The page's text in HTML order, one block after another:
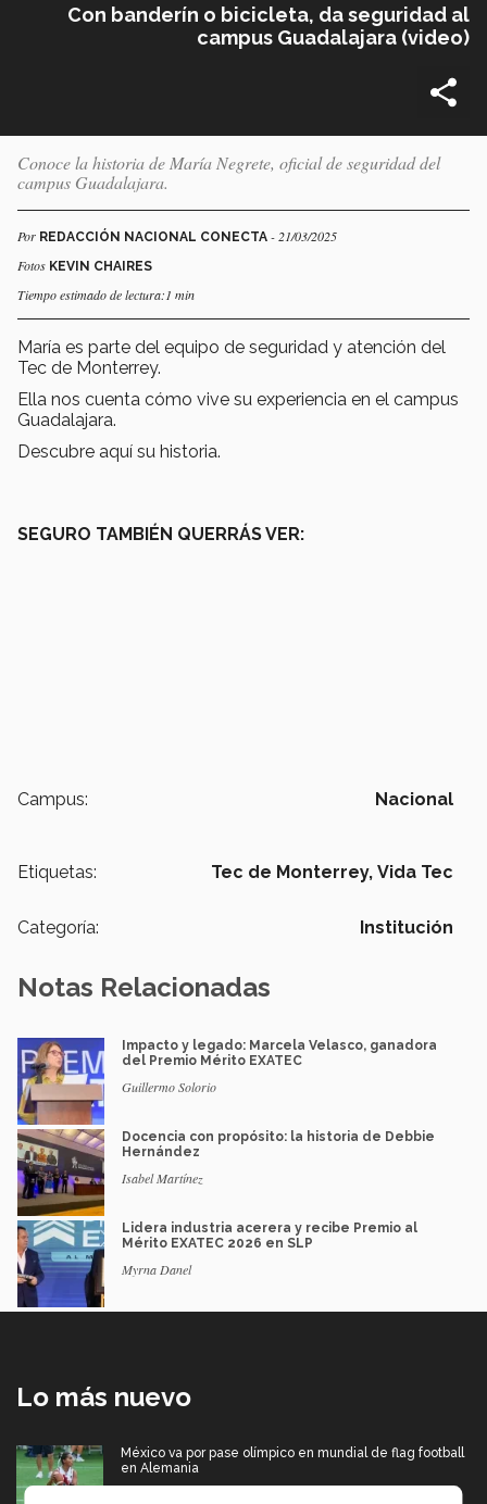
Con banderín o bicicleta, da seguridad al
campus Guadalajara (video)
Conoce la historia de María Negrete, oficial de seguridad del
campus Guadalajara.
Por REDACCIÓN NACIONAL CONECTA - 21/03/2025
Fotos KEVIN CHAIRES
Tiempo estimado de lectura:1 min
María es parte del equipo de seguridad y atención del
Tec de Monterrey.
Ella nos cuenta cómo vive su experiencia en el campus
Guadalajara.
Descubre aquí su historia.
SEGURO TAMBIÉN QUERRÁS VER:
Campus: Nacional
Etiquetas: Tec de Monterrey, Vida Tec
Categoría: Institución
Notas Relacionadas
Impacto y legado: Marcela Velasco, ganadora
del Premio Mérito EXATEC
Guillermo Solorio
Docencia con propósito: la historia de Debbie
Hernández
Isabel Martínez
Lidera industria acerera y recibe Premio al
Mérito EXATEC 2026 en SLP
Myrna Danel
Lo más nuevo
México va por pase olímpico en mundial de flag football
en Alemania